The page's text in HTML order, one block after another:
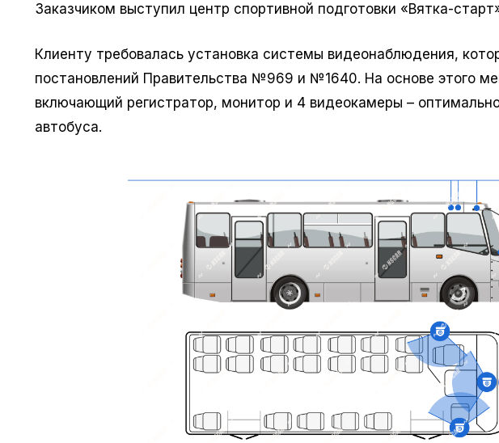
Заказчиком выступил центр спортивной подготовки «Вятка-
Клиенту требовалась установка системы видеонаблюдения,
постановлений Правительства №969 и №1640. На основе этого
включающий регистратор, монитор и 4 видеокамеры –
автобуса.